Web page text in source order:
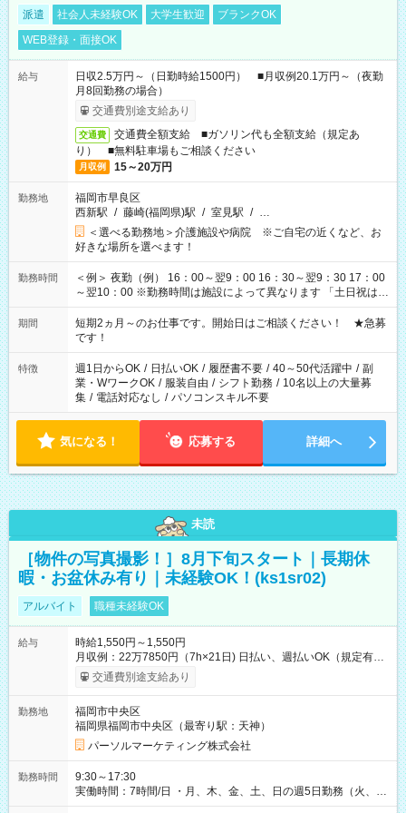
派遣 社会人未経験OK 大学生歓迎
ブランクOK
WEB登録・面接OK
給与
日収2.5万円～（日勤時給1500円） ■月収例20.1万円～（夜勤
月8回勤務の場合）
交通費別途支給あり
交通費
交通費全額支給 ■ガソリン代も全額支給（規定あ
り） ■無料駐車場もご相談ください
月収例 15～20万円
勤務地
福岡市早良区
西新駅 / 藤崎(福岡県)駅 / 室見駅 / …
＜選べる勤務地＞介護施設や病院 ※ご自宅の近くなど、お
好きな場所を選べます！
勤務時間
＜例＞ 夜勤（例） 16：00～翌9：00 16：30～翌9：30 17：00
～翌10：00 ※勤務時間は施設によって異なります 「土日祝は休
みたい」 「しっかり稼ぎたい」 「もう少し遅い時間から始めた
い」など ご希望にあったお仕事をご案内いたします。 ※未経験
の方の場合は1～2ヶ月間は日中での仕事を経験いただき、 お
仕事に慣れてからの夜勤になります。 ★家庭の都合でお休みが
必要な場合も遠慮なくご相談ください。
期間
短期2ヵ月～のお仕事です。開始日はご相談ください！ ★急募
です！
特徴 週1日からOK / 日払いOK / 履歴書不要 / 40～50代活躍中 / 副
業・WワークOK / 服装自由 / シフト勤務 / 10名以上の大量募
集 / 電話対応なし / パソコンスキル不要
気になる！ 応募する 詳細へ
未読
［物件の写真撮影！］8月下旬スタート｜長期休
暇・お盆休み有り｜未経験OK！(ks1sr02)
アルバイト 職種未経験OK
給与
時給1,550円～1,550円
月収例：22万7850円（7h×21日) 日払い、週払いOK（規定有
り） 【試用期間】試用期間なし
交通費別途支給あり
勤務地
福岡市中央区
福岡県福岡市中央区（最寄り駅：天神）
パーソルマーケティング株式会社
勤務時間
9:30～17:30
実働時間：7時間/日 ・月、木、金、土、日の週5日勤務（火、水
は固定休です／GW、お盆、年末年始等、長期休暇有り！） ・